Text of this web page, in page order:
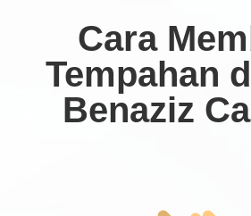
Cara
Tempahan
Benaziz